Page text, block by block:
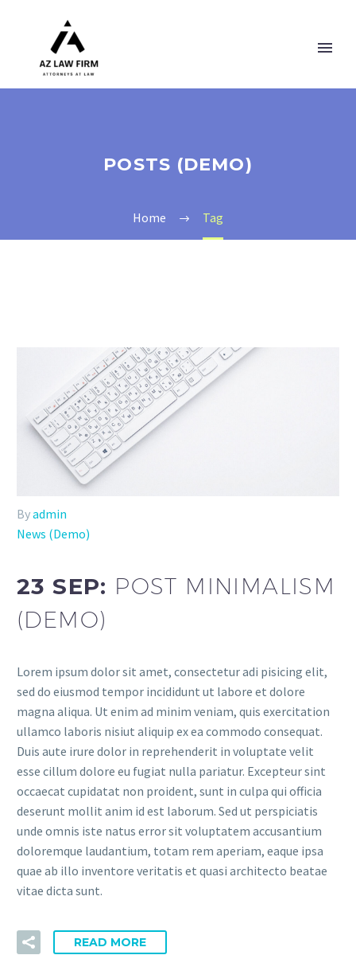
POSTS (DEMO)
Home Tag
Byadmin
News (Demo)
23 SEP: POST MINIMALISM
(DEMO)
Lorem ipsum dolor sit amet, consectetur adi pisicing elit,
sed do eiusmod tempor incididunt ut labore et dolore
magna aliqua. Ut enim ad minim veniam, quis exercitation
ullamco laboris nisiut aliquip ex ea commodo consequat.
Duis aute irure dolor in reprehenderit in voluptate velit
esse cillum dolore eu fugiat nulla pariatur. Excepteur sint
occaecat cupidatat non proident, sunt in culpa qui officia
deserunt mollit anim id est laborum. Sed ut perspiciatis
unde omnis iste natus error sit voluptatem accusantium
doloremque laudantium, totam rem aperiam, eaque ipsa
quae ab illo inventore veritatis et quasi architecto beatae
vitae dicta sunt.
READ MORE